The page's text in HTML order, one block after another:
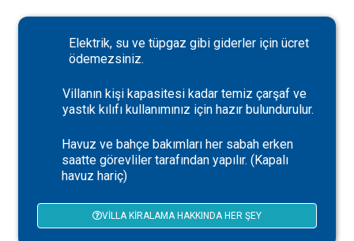
Elektrik, su ve tüpgaz gibi giderler için ücret
ödemezsiniz.
Villanın kişi kapasitesi kadar temiz çarşaf ve
yastık kılıfı kullanımınız için hazır bulundurulur.
Havuz ve bahçe bakımları her sabah erken
saatte görevliler tarafından yapılır. (Kapalı
havuz hariç)
VILLA KIRALAMA HAKKINDA HER ŞEY